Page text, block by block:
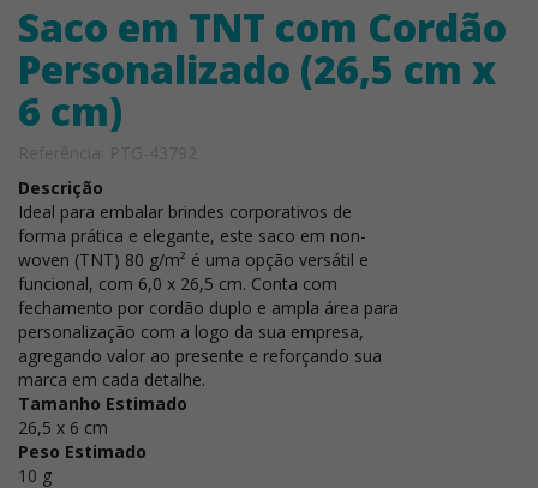
Saco em TNT com Cordão
Personalizado (26,5 cm x
6 cm)
Descrição
Ideal para embalar brindes corporativos de
forma prática e elegante, este saco em non-
woven (TNT) 80 g/m² é uma opção versátil e
funcional, com 6,0 x 26,5 cm. Conta com
fechamento por cordão duplo e ampla área para
personalização com a logo da sua empresa,
agregando valor ao presente e reforçando sua
marca em cada detalhe.
Tamanho Estimado
26,5 x 6 cm
Peso Estimado
10 g